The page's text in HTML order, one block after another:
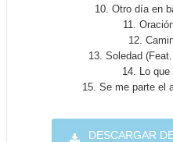
10. Otro día en
11.
12.
13. Soledad
14. Lo
15. Se me parte el
DESCARGAR